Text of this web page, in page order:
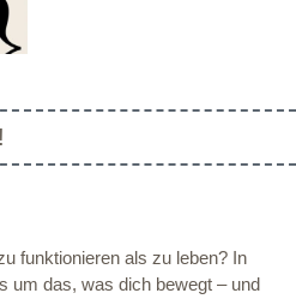
funktionieren als zu leben? In
um das, was dich bewegt – und